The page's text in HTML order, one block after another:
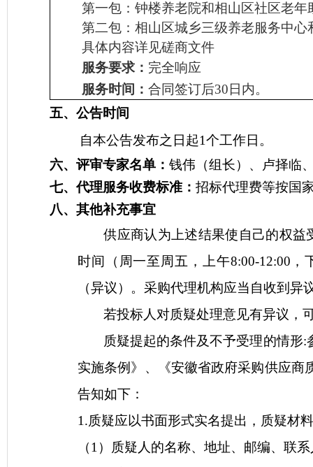
第一包：钟楼养老院和相山区社区老年
第二包：相山区城乡三级养老服务中心
具体内容详见磋商文件
服务要求： 完全响应
服务时间： 合同签订后30日内。
五、公告时间
自本公告发布之日起1个工作日。
六、 评审专家名单： 钱伟（组长）、卢择临
七、代理服务收费标准 ： 招标代理费等按国
八、其他补充事宜
供应商认为上述结果使自己的权
时间（周一至周五，上午8:00-12:00
（异议）。采购代理机构应当自收到
若投标人对质疑处理意见有异议，
质疑提起的条件及不予受理的情形:
实施条例》、《安徽省政府采购供应商
告知如下：
1.质疑应以书面形式实名提出，质疑材
（1）质疑人的名称、地址、邮编、联